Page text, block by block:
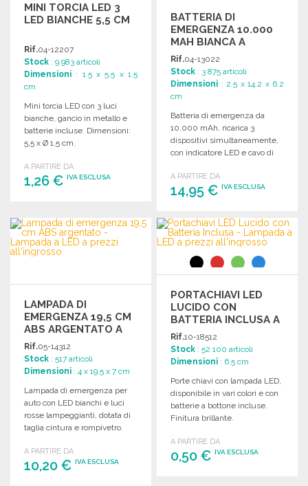
MINI TORCIA LED 3
LED BIANCHE 5,5 CM
Rif.04-12207
Stock : 9 983 articoli
Dimensioni : 1.5 x 5.5 x 1.5
cm
Mini torcia LED con 3 luci
bianche, gancio in metallo e
batterie incluse. Dimensioni:
5,5 x Ø 1,5 cm.
A PARTIRE DA
1,26 € IVA ESCLUSA
Richiedi un preventivo
BATTERIA DI
EMERGENZA 10.000
MAH BIANCA A
PREZZI
ALL'INGROSSO
Rif.04-13022
Stock : 3 875 articoli
Dimensioni : 2.5 x 14.2 x 6.2
cm
Batteria di emergenza da
10.000 mAh, ricarica 3
dispositivi simultaneamente,
con indicatore LED e cavo di
A PARTIRE DA
14,95 €IVA ESCLUSA
ORDINARE
Richiedi un preventivo
LAMPADA DI
EMERGENZA 19,5 CM
ABS ARGENTATO A
PREZZI
ALL'INGROSSO
Rif.05-14312
Stock : 517 articoli
Dimensioni : 4 x 19.5 x 7 cm
Lampada di emergenza per
auto con LED bianchi e luci
rosse lampeggianti, dotata di
taglia cintura e rompivetro.
A PARTIRE DA
10,20 € IVA ESCLUSA
PORTACHIAVI LED
LUCIDO CON
BATTERIA INCLUSA A
PREZZI
ALL'INGROSSO
Rif.10-18512
Stock : 52 100 articoli
Dimensioni : 6.5 cm
Porte chiavi con lampada LED,
disponibile in vari colori e con
batterie a bottone incluse.
Finitura brillante.
A PARTIRE DA
0,50 €IVA ESCLUSA